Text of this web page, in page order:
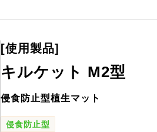
[使用製品]
キルケット M2型
侵食防止型植生マット
侵食防止型